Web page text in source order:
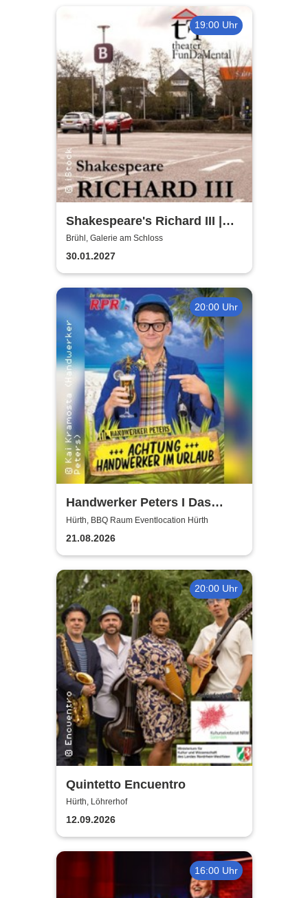
19:00 Uhr
Shakespeare's Richard III |
Galerie am Schloss Brühl
Brühl, Galerie am Schloss
30.01.2027
20:00 Uhr
Handwerker Peters I Das
Sommer Event | Achtung -
Handwerker im UrlaubOpen
Air
Hürth, BBQ Raum Eventlocation Hürth
21.08.2026
20:00 Uhr
Quintetto Encuentro
Hürth, Löhrerhof
12.09.2026
16:00 Uhr